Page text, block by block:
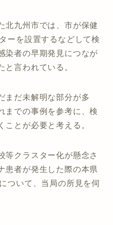
北九州市では、市が保健
ーを設置するなどして検
染者の早期発見につなが
と言われている。
まだ未解明な部分が多
までの事例を参考に、検
ことが必要と考える。
等クラスター化が懸念さ
患者が発生した際の本県
ついて、当局の所見を伺